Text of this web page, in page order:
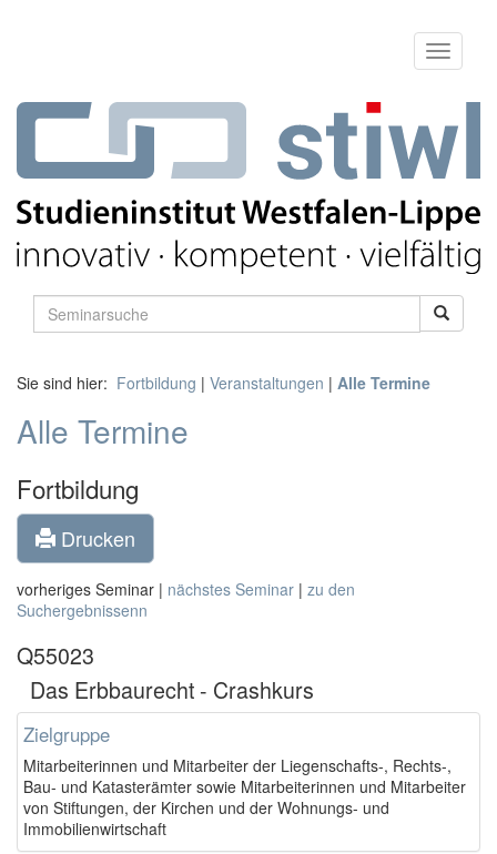
Sie sind hier: Fortbildung | Veranstaltungen | Alle Termine
Alle Termine
Fortbildung
Drucken
vorheriges Seminar | nächstes Seminar | zu den
Suchergebnissenn
Q55023
Das Erbbaurecht - Crashkurs
Zielgruppe
Mitarbeiterinnen und Mitarbeiter der Liegenschafts-, Rechts-,
Bau- und Katasterämter sowie Mitarbeiterinnen und Mitarbeiter
von Stiftungen, der Kirchen und der Wohnungs- und
Immobilienwirtschaft